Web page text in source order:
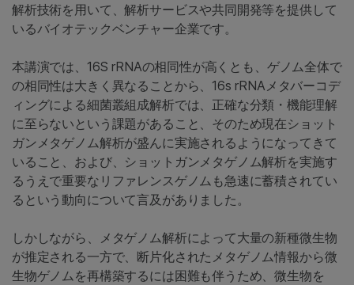
解析技術を⽤いて、解析サービスや共同開発等を提供して
いるバイオテックベンチャー企業です。
本講演では、16S rRNAの相同性が⾼くとも、ゲノム全体で
の相同性は⼤きく異なることから、16s rRNAメタバーコデ
ィングによる細菌叢組成解析では、正確な分類・機能理解
に⾄らないという課題があること、そのため現在ショット
ガンメタゲノム解析が盛んに実施されるようになってきて
いること、および、ショットガンメタゲノム解析を実施す
るうえで重要なリファレンスゲノムも急速に蓄積されてい
るという動向について言及がありました。
しかしながら、メタゲノム解析によって⼤量の新種微⽣物
が推定される一方で、断片化されたメタゲノム情報から微
⽣物ゲノムを再構築するには困難も伴うため、微生物を